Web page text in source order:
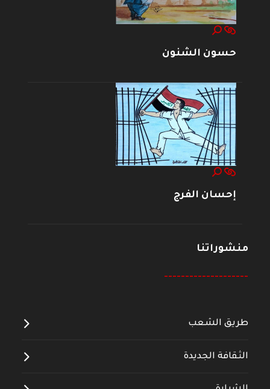
حسون الشنون
إحسان الفرج
منشوراتنا
--------------------
طريق الشعب
الثقافة الجديدة